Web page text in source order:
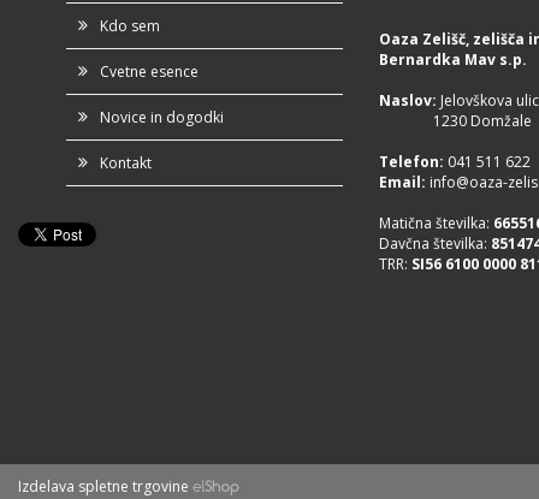
Kdo sem
Cvetne esence
Novice in dogodki
Kontakt
Oaza Zelišč, zelišča
Bernardka Mav s.p.
Naslov: Jelovškova
1230 Domžale
Telefon: 041 511 622
Email: info@oaza-
Matična številka:
Davčna številka:
TRR: SI56 6100 0000
Izdelava spletne trgovine